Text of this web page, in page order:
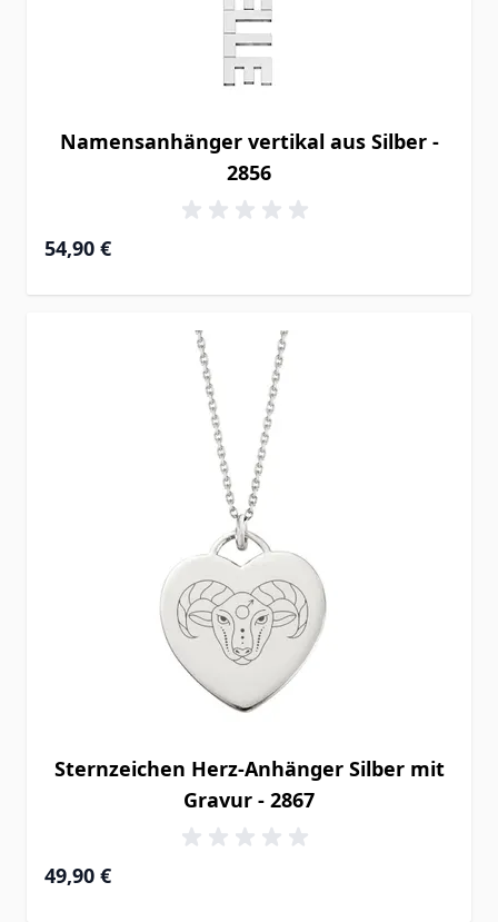
Namensanhänger vertikal aus Silber -
2856
54,90 €
Sternzeichen Herz-Anhänger Silber mit
Gravur - 2867
49,90 €